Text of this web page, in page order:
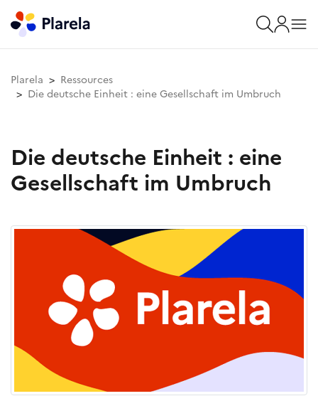
Plarela
Ressources
Die deutsche Einheit : eine Gesellschaft im Umbruch
Die deutsche Einheit : eine
Gesellschaft im Umbruch